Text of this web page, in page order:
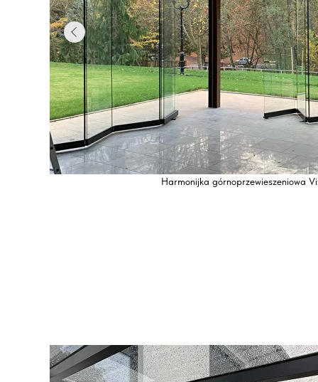
Harmonijka górnoprzewieszeniowa